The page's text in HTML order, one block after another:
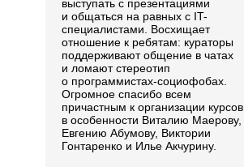
выступать с презентациями
и общаться на равных с IT-
специалистами. Восхищает
отношение к ребятам: кураторы
поддерживают общение в чатах
и ломают стереотип
о программистах-социофобах.
Огромное спасибо всем
причастным к организации курсов,
в особенности Виталию Маерову,
Евгению Абумову, Виктории
Гонтаренко и Илье Акчурину.